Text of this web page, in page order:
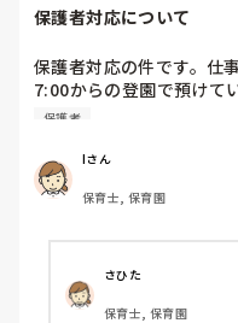
保護者対応について
保護者対応の件です。仕
7:00からの登園で預けて
思ったことは、時間がな
う為、土曜保育の利用に
いけませんが、保護者が
早口で言ったことを聞い
て、、、。そう思うと
はありません)それに、
😔そういう保護者に対し
か？
保護者
Iさん
保育士, 保育園
さひた
保育士, 保育園